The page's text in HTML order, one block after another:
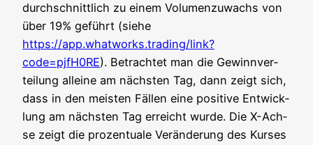
durch­schnitt­lich zu einem Volu­men­zu­wachs von
über 19% geführt (sie­he
https://app.whatworks.trading/link?
code=pjfH0RE). Betrach­tet man die Gewinn­ver­
tei­lung allei­ne am nächs­ten Tag, dann zeigt sich,
dass in den meis­ten Fäl­len eine posi­ti­ve Ent­wick­
lung am nächs­ten Tag erreicht wur­de. Die X-Ach­
se zeigt die pro­zen­tua­le Ver­än­de­rung des Kur­ses